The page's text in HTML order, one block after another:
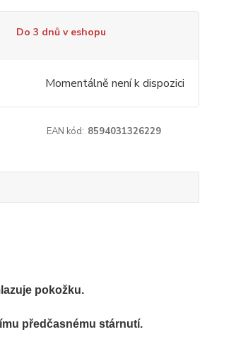
Do 3 dnů v eshopu
Momentálně není k dispozici
EAN kód: 8594031326229
pokožku.
předčasnému stárnutí.